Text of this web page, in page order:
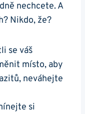
nechcete. A
Nikdo, že?
se váš
místo, aby
neváhejte
si